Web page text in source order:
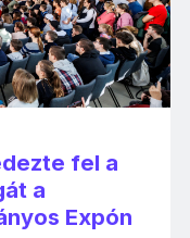
fel a
a
Expón